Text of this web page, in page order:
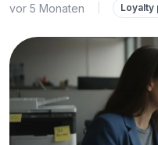
vor 5 Monaten Loyalty